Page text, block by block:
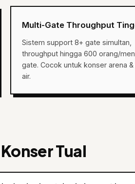
Multi-Gate Throughput
Sistem support 8+ gate simultan,
throughput hingga 600 orang/
gate. Cocok untuk konser arena
air.
Tual